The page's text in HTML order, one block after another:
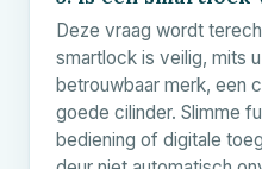
Deze vraag wordt
smartlock is veilig, mits
betrouwbaar merk, een
goede cilinder. Slimme
bediening of digitale